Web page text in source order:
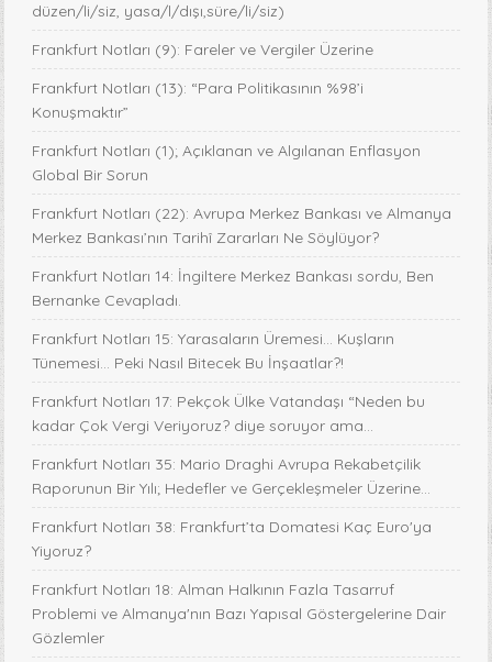
düzen/li/siz, yasa/l/dışı,süre/li/siz)
Frankfurt Notları (9): Fareler ve Vergiler Üzerine
Frankfurt Notları (13): “Para Politikasının %98’i
Konuşmaktır”
Frankfurt Notları (1); Açıklanan ve Algılanan Enflasyon
Global Bir Sorun
Frankfurt Notları (22): Avrupa Merkez Bankası ve Almanya
Merkez Bankası’nın Tarihî Zararları Ne Söylüyor?
Frankfurt Notları 14: İngiltere Merkez Bankası sordu, Ben
Bernanke Cevapladı.
Frankfurt Notları 15: Yarasaların Üremesi... Kuşların
Tünemesi… Peki Nasıl Bitecek Bu İnşaatlar?!
Frankfurt Notları 17: Pekçok Ülke Vatandaşı “Neden bu
kadar Çok Vergi Veriyoruz? diye soruyor ama...
Frankfurt Notları 35: Mario Draghi Avrupa Rekabetçilik
Raporunun Bir Yılı; Hedefler ve Gerçekleşmeler Üzerine...
Frankfurt Notları 38: Frankfurt’ta Domatesi Kaç Euro'ya
Yiyoruz?
Frankfurt Notları 18: Alman Halkının Fazla Tasarruf
Problemi ve Almanya'nın Bazı Yapısal Göstergelerine Dair
Gözlemler